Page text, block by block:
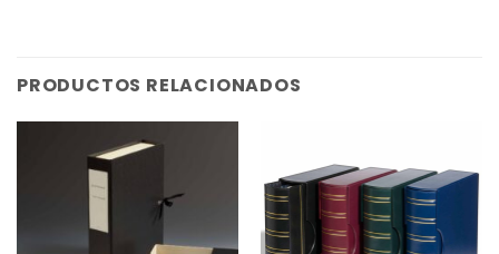
PRODUCTOS RELACIONADOS